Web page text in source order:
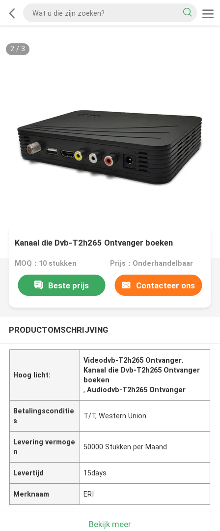
2/ 3
Kanaal die Dvb-T2h265 Ontvanger boeken
MOQ：10 stukken Prijs：Onderhandelbaar
Beste prijs Contacteer ons
PRODUCTOMSCHRIJVING
Hoog licht:
Videodvb-T2h265 Ontvanger,
Kanaal die Dvb-T2h265 Ontvanger
boeken
,Audiodvb-T2h265 Ontvanger
Betalingsconditie
s
T/T, Western Union
Levering vermoge
n
50000 Stukken per Maand
Levertijd 15days
Merknaam ERI
Bekijk meer